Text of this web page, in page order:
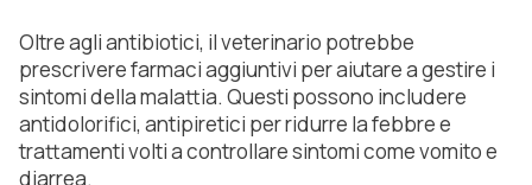
Oltre agli antibiotici, il veterinario potrebbe
prescrivere farmaci aggiuntivi per aiutare a gestire i
sintomi della malattia. Questi possono includere
antidolorifici, antipiretici per ridurre la febbre e
trattamenti volti a controllare sintomi come vomito e
diarrea.